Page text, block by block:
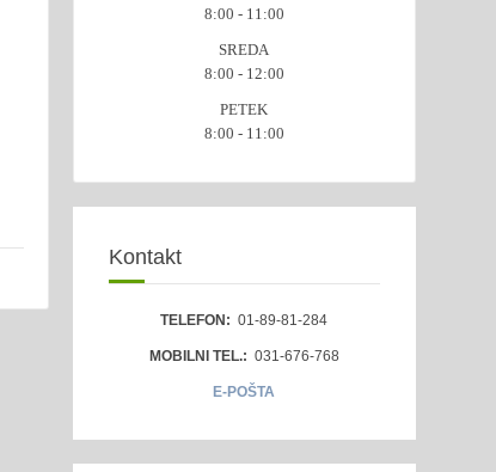
8:00 - 11:00
SREDA
8:00 - 12:00
PETEK
8:00 - 11:00
Kontakt
TELEFON: 01-89-81-284
MOBILNI TEL.: 031-676-768
E-POŠTA